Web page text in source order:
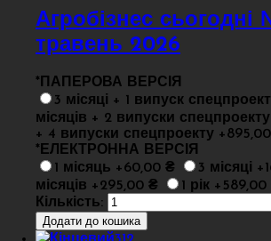
Агробізнес сьогодні
травень 2026
*ПАПЕРОВА ВЕРСІЯ
3 місяці + 1 випуск
місяців + 2 випуски
+ 4 випуски спецпроекту
*ЕЛЕКТРОННА ВЕРСІЯ
1 місяць +60,00 ₴
3 місяці
місяців +295,00 ₴
1 рік +589,00
Кількість: